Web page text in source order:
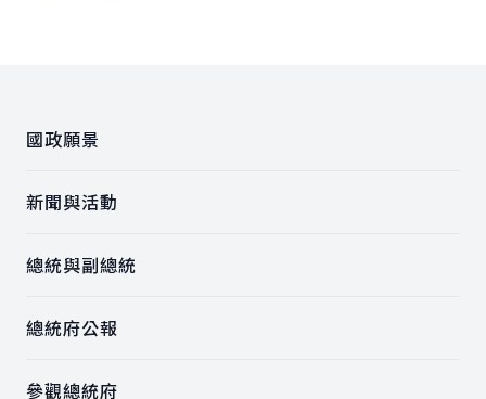
國政願景
新聞與活動
總統與副總統
總統府公報
參觀總統府